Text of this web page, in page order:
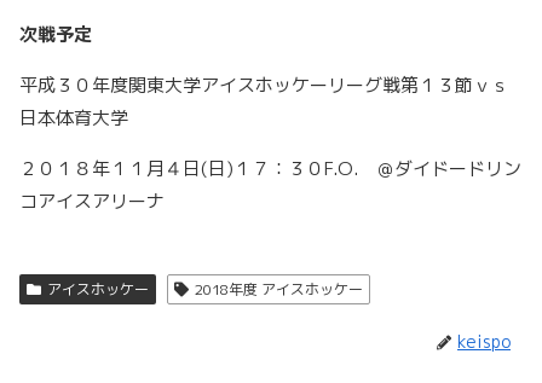
次戦予定
平成３０年度関東大学アイスホッケーリーグ戦第１３節ｖｓ
日本体育大学
２０１８年１１月４日(日)１７：３０F.O. ＠ダイドードリン
コアイスアリーナ
アイスホッケー 2018年度 アイスホッケー
keispo